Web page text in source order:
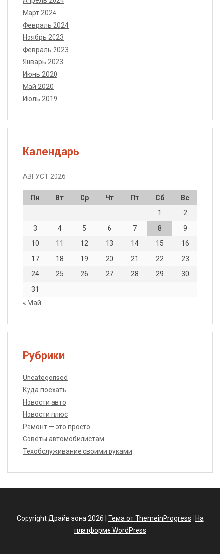
Март 2024
Февраль 2024
Ноябрь 2023
Февраль 2023
Январь 2023
Июнь 2020
Май 2020
Июль 2019
Календарь
АВГУСТ 2026
Пн Вт Ср Чт Пт Сб
Вс
1
2
3
4 5 6 7 8
9
10
11 12 13 14 15
16
17
18 19 20 21 22
23
24
25 26 27 28 29
30
31
« Май
Рубрики
Uncategorised
Куда поехать
Новости авто
Новости плюс
Ремонт — это просто
Советы автомобилистам
Техобслуживание своими руками
Copyright Драйв зона 2026 | Тема от ThemeinProgress
На
платформе WordPress